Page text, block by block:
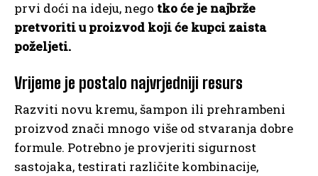
prvi doći na ideju, nego tko će je najbrže
pretvoriti u proizvod koji će kupci zaista
poželjeti.
Vrijeme je postalo najvrjedniji resurs
Razviti novu kremu, šampon ili prehrambeni
proizvod znači mnogo više od stvaranja dobre
formule. Potrebno je provjeriti sigurnost
sastojaka, testirati različite kombinacije,